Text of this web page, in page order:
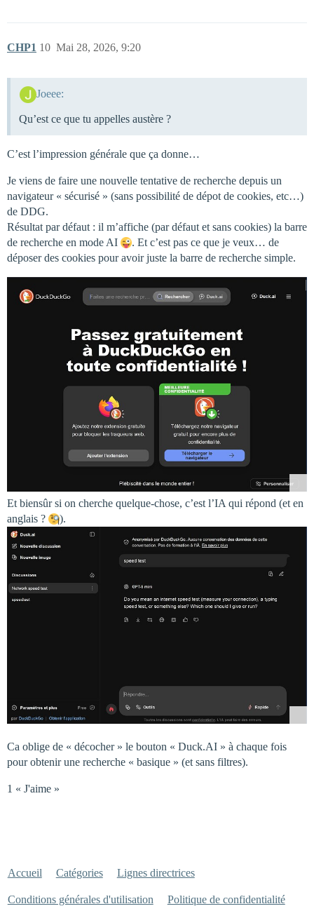
CHP1 Mai 28, 2026, 9:20
10
Joeee:
Qu’est ce que tu appelles austère ?
C’est l’impression générale que ça donne…
Je viens de faire une nouvelle tentative de recherche depuis un
navigateur « sécurisé » (sans possibilité de dépot de cookies, etc…)
de DDG.
Résultat par défaut : il m’affiche (par défaut et sans cookies) la barre
de recherche en mode AI
. Et c’est pas ce que je veux… de
déposer des cookies pour avoir juste la barre de recherche simple.
Et biensûr si on cherche quelque-chose, c’est l’IA qui répond (et en
anglais ?
).
Ca oblige de « décocher » le bouton « Duck.AI » à chaque fois
pour obtenir une recherche « basique » (et sans filtres).
1 « J'aime »
Accueil Catégories Lignes directrices
Conditions générales d'utilisation Politique de confidentialité